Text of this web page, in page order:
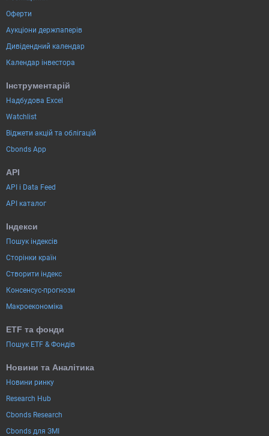
Оферти
Аукціони держпаперів
Дивідендний календар
Календар інвестора
Інструментарій
Надбудова Excel
Watchlist
Віджети акцій та облігацій
Cbonds App
API
API і Data Feed
API каталог
Індекси
Пошук індексів
Сторінки країн
Створити індекс
Консенсус-прогнози
Макроекономіка
ETF та фонди
Пошук ETF & Фондів
Новини та Аналітика
Новини ринку
Research Hub
Cbonds Research
Cbonds для ЗМІ